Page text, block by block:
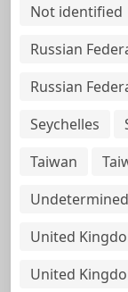
Not identified
Russian
Russian
Seychelles
Taiwan
Undetermined
United
United